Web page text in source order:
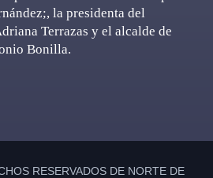
la presidenta del
Terrazas y el alcalde de
Bonilla.
RESERVADOS DE NORTE DE